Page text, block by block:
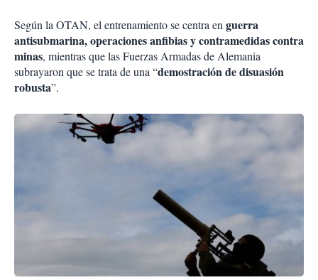
Según la OTAN, el entrenamiento se centra enguerra
antisubmarina, operaciones anfibias y contramedidas contra
minas, mientras que las Fuerzas Armadas de Alemania
subrayaron que se trata de una “demostración de disuasión
robusta”.